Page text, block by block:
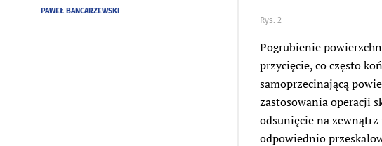
PAWEŁ BANCARZEWSKI
Rys. 2
Pogrubienie
przycięcie, co często
samoprzecinającą
zastosowania operacji
odsunięcie na
odpowiednio